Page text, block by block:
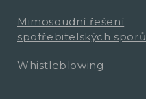
Mimosoudní řešení
spotřebitelských sporů
Whistleblowing